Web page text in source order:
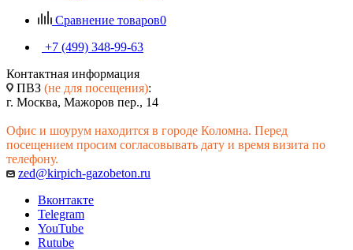
Сравнение товаров0
+7 (499) 348-99-63
Контактная информация
ПВЗ (не для посещения):
г. Москва, Мажоров пер., 14
Офис и шоурум находится в городе Коломна. Перед
посещением просим согласовывать дату и время визита по
телефону.
zed@kirpich-gazobeton.ru
Вконтакте
Telegram
YouTube
Rutube